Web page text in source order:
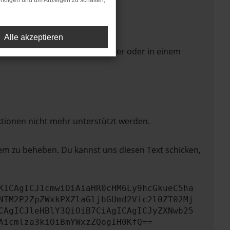
in einem anderen Browser oder in einem
nicht mehr unterstützt werden.
zu beheben. Du kannst uns diesen Text schicken,
Alle akzeptieren